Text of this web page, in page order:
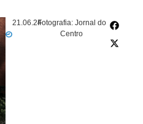
21.06.24Fotografia: Jornal do
Centro